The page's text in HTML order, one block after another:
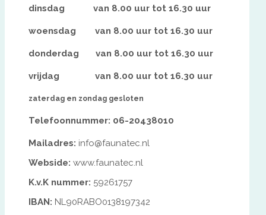
dinsdag van 8.00 uur tot 16.30 uur
woensdag van 8.00 uur tot 16.30 uur
donderdag van 8.00 uur tot 16.30 uur
vrijdag van 8.00 uur tot 16.30 uur
zaterdag en zondag gesloten
Telefoonnummer: 06-20438010
Mailadres: info@faunatec.nl
Webside: www.faunatec.nl
K.v.K nummer: 59261757
IBAN: NL90RABO0138197342